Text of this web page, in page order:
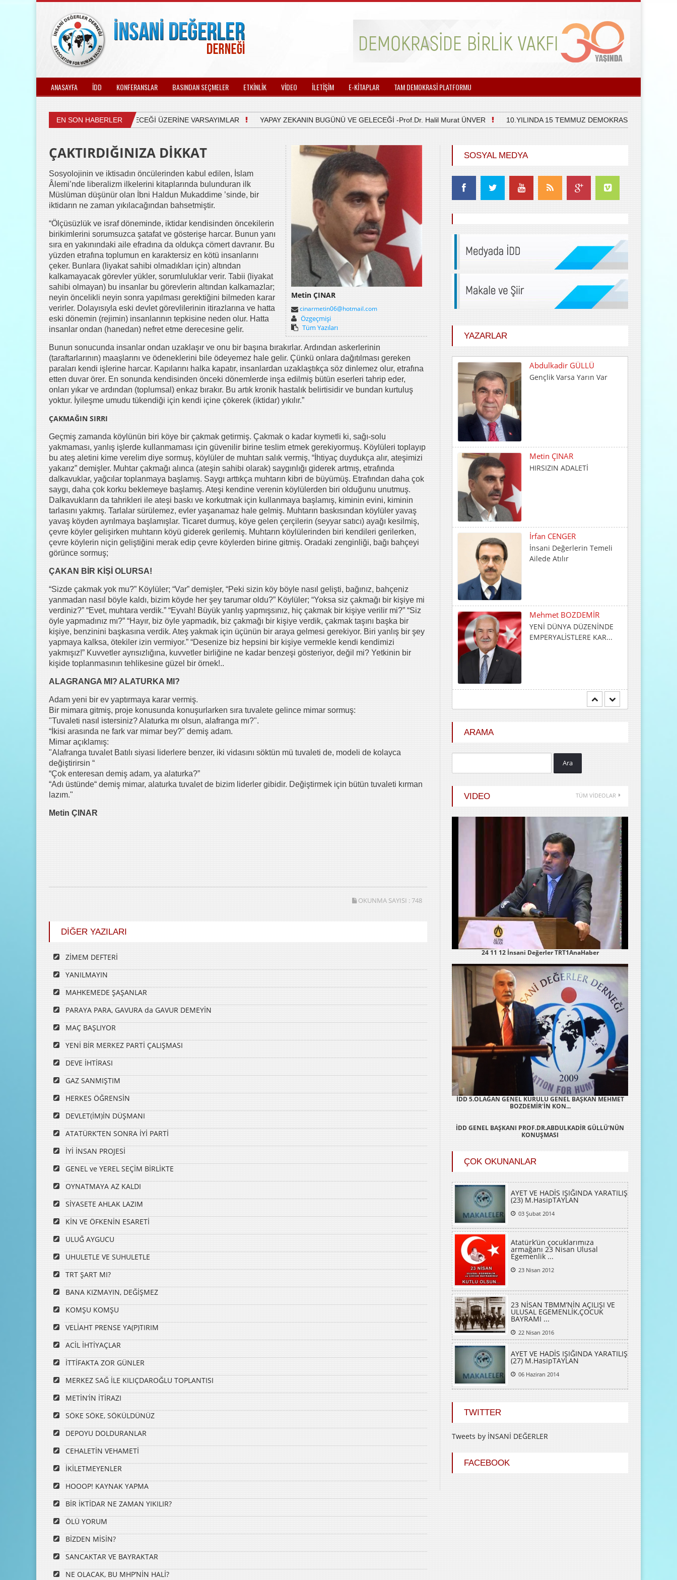
ANASAYFA İDD KONFERANSLAR BASINDAN SEÇMELER ETKİNLİK VİDEO İLETİŞİM E-KİTAPLAR TAM DEMOKRASİ PLATFORMU
EN SON HABERLER
ÜLKEMİZDEKİ SİYASETİN GELECEĞİ ÜZERİNE VARSAYIMLAR YAPAY ZEKANIN BUGÜNÜ VE GELECEĞİ -Prof.Dr. Halil Murat ÜNVER 10.YILINDA 15 TEMMUZ DEMOKRASİ VE MİLLİ BİRLİK
Metin ÇINAR
cinarmetin06@hotmail.com
Özgeçmişi
Tüm Yazıları
ÇAKTIRDIĞINIZA DİKKAT
Sosyolojinin ve iktisadın öncülerinden kabul edilen, İslam
Âlemi’nde liberalizm ilkelerini kitaplarında bulunduran ilk
Müslüman düşünür olan İbni Haldun Mukaddime ’sinde, bir
iktidarın ne zaman yıkılacağından bahsetmiştir.
“Ölçüsüzlük ve israf döneminde, iktidar kendisinden öncekilerin
birikimlerini sorumsuzca şatafat ve gösterişe harcar. Bunun yanı
sıra en yakınındaki aile efradına da oldukça cömert davranır. Bu
yüzden etrafına toplumun en karaktersiz en kötü insanlarını
çeker. Bunlara (liyakat sahibi olmadıkları için) altından
kalkamayacak görevler yükler, sorumluluklar verir. Tabii (liyakat
sahibi olmayan) bu insanlar bu görevlerin altından kalkamazlar;
neyin öncelikli neyin sonra yapılması gerektiğini bilmeden karar
verirler. Dolayısıyla eski devlet görevlilerinin itirazlarına ve hatta
eski dönemin (rejimin) insanlarının tepkisine neden olur. Hatta
insanlar ondan (hanedan) nefret etme derecesine gelir.
Bunun sonucunda insanlar ondan uzaklaşır ve onu bir başına bırakırlar. Ardından askerlerinin
(taraftarlarının) maaşlarını ve ödeneklerini bile ödeyemez hale gelir. Çünkü onlara dağıtılması gereken
paraları kendi işlerine harcar. Kapılarını halka kapatır, insanlardan uzaklaştıkça söz dinlemez olur, etrafına
etten duvar örer. En sonunda kendisinden önceki dönemlerde inşa edilmiş bütün eserleri tahrip eder,
onları yıkar ve ardından (toplumsal) enkaz bırakır. Bu artık kronik hastalık belirtisidir ve bundan kurtuluş
yoktur. İyileşme umudu tükendiği için kendi içine çökerek (iktidar) yıkılır.”
ÇAKMAĞIN SIRRI
Geçmiş zamanda köylünün biri köye bir çakmak getirmiş. Çakmak o kadar kıymetli ki, sağı-solu
yakmaması, yanlış işlerde kullanmaması için güvenilir birine teslim etmek gerekiyormuş. Köylüleri toplayıp
bu ateş aletini kime verelim diye sormuş, köylüler de muhtarı salık vermiş, “İhtiyaç duydukça alır, ateşimizi
yakarız” demişler. Muhtar çakmağı alınca (ateşin sahibi olarak) saygınlığı giderek artmış, etrafında
dalkavuklar, yağcılar toplanmaya başlamış. Saygı arttıkça muhtarın kibri de büyümüş. Etrafından daha çok
saygı, daha çok korku beklemeye başlamış. Ateşi kendine verenin köylülerden biri olduğunu unutmuş.
Dalkavukların da tahrikleri ile ateşi baskı ve korkutmak için kullanmaya başlamış, kiminin evini, kiminin
tarlasını yakmış. Tarlalar sürülemez, evler yaşanamaz hale gelmiş. Muhtarın baskısından köylüler yavaş
yavaş köyden ayrılmaya başlamışlar. Ticaret durmuş, köye gelen çerçilerin (seyyar satıcı) ayağı kesilmiş,
çevre köyler gelişirken muhtarın köyü giderek gerilemiş. Muhtarın köylülerinden biri kendileri gerilerken,
çevre köylerin niçin geliştiğini merak edip çevre köylerden birine gitmiş. Oradaki zenginliği, bağı bahçeyi
görünce sormuş;
ÇAKAN BİR KİŞİ OLURSA!
“Sizde çakmak yok mu?” Köylüler; “Var” demişler, “Peki sizin köy böyle nasıl gelişti, bağınız, bahçeniz
yanmadan nasıl böyle kaldı, bizim köyde her şey tarumar oldu?” Köylüler; “Yoksa siz çakmağı bir kişiye mi
verdiniz?” “Evet, muhtara verdik.” “Eyvah! Büyük yanlış yapmışsınız, hiç çakmak bir kişiye verilir mi?” “Siz
öyle yapmadınız mı?” “Hayır, biz öyle yapmadık, biz çakmağı bir kişiye verdik, çakmak taşını başka bir
kişiye, benzinini başkasına verdik. Ateş yakmak için üçünün bir araya gelmesi gerekiyor. Biri yanlış bir şey
yapmaya kalksa, ötekiler izin vermiyor.” “Desenize biz hepsini bir kişiye vermekle kendi kendimizi
yakmışız!” Kuvvetler ayrısızlığına, kuvvetler birliğine ne kadar benzeşi gösteriyor, değil mi? Yetkinin bir
kişide toplanmasının tehlikesine güzel bir örnek!..
ALAGRANGA MI? ALATURKA MI?
Adam yeni bir ev yaptırmaya karar vermiş.
Bir mimara gitmiş, proje konusunda konuşurlarken sıra tuvalete gelince mimar sormuş:
"Tuvaleti nasıl istersiniz? Alaturka mı olsun, alafranga mı?".
“İkisi arasında ne fark var mimar bey?" demiş adam.
Mimar açıklamış:
"Alafranga tuvalet Batılı siyasi liderlere benzer, iki vidasını söktün mü tuvaleti de, modeli de kolayca
değiştirirsin “
“Çok enteresan demiş adam, ya alaturka?”
“Adı üstünde“ demiş mimar, alaturka tuvalet de bizim liderler gibidir. Değiştirmek için bütün tuvaleti kırman
lazım."
Metin ÇINAR
OKUNMA SAYISI :748
DİĞER YAZILARI
ZİMEM DEFTERİ
YANILMAYIN
MAHKEMEDE ŞAŞANLAR
PARAYA PARA, GAVURA da GAVUR DEMEYİN
MAÇ BAŞLIYOR
YENİ BİR MERKEZ PARTİ ÇALIŞMASI
DEVE İHTİRASI
GAZ SANMIŞTIM
HERKES ÖĞRENSİN
DEVLET(İM)İN DÜŞMANI
ATATÜRK’TEN SONRA İYİ PARTİ
İYİ İNSAN PROJESİ
GENEL ve YEREL SEÇİM BİRLİKTE
OYNATMAYA AZ KALDI
SİYASETE AHLAK LAZIM
KİN VE ÖFKENİN ESARETİ
ULUĞ AYGUCU
UHULETLE VE SUHULETLE
TRT ŞART MI?
BANA KIZMAYIN, DEĞİŞMEZ
KOMŞU KOMŞU
VELİAHT PRENSE YA(P)TIRIM
ACİL İHTİYAÇLAR
İTTİFAKTA ZOR GÜNLER
MERKEZ SAĞ İLE KILIÇDAROĞLU TOPLANTISI
METİN’İN İTİRAZI
SÖKE SÖKE, SÖKÜLDÜNÜZ
DEPOYU DOLDURANLAR
CEHALETİN VEHAMETİ
İKİLETMEYENLER
HOOOP! KAYNAK YAPMA
BİR İKTİDAR NE ZAMAN YIKILIR?
ÖLÜ YORUM
BİZDEN MİSİN?
SANCAKTAR VE BAYRAKTAR
NE OLACAK, BU MHP’NİN HALİ?
SOSYAL MEDYA
YAZARLAR
Abdulkadir GÜLLÜ
Gençlik Varsa Yarın Var
Metin ÇINAR
HIRSIZIN ADALETİ
İrfan CENGER
İnsani Değerlerin Temeli
Ailede Atılır
Mehmet BOZDEMİR
YENİ DÜNYA DÜZENİNDE
EMPERYALİSTLERE KAR...
Hayrani ALTINDAŞ
SEVGİ VE AŞK
HİÇ KARŞILIK BEKLEMEDEN
ARAMA
Ara
VIDEO TÜM VİDEOLAR
24 11 12 İnsani Değerler TRT1AnaHaber
İDD 5.OLAĞAN GENEL KURULU GENEL BAŞKAN MEHMET
BOZDEMİR'İN KON...
İDD GENEL BAŞKANI PROF.DR.ABDULKADİR GÜLLÜ'NÜN
KONUŞMASI
ÇOK OKUNANLAR
AYET VE HADİS IŞIĞINDA YARATILIŞ
(23) M.HasipTAYLAN
03 Şubat 2014
Atatürk’ün çocuklarımıza
armağanı 23 Nisan Ulusal
Egemenlik ...
23 Nisan 2012
23 NİSAN TBMM’NİN AÇILIŞI VE
ULUSAL EGEMENLİK,ÇOCUK
BAYRAMI ...
22 Nisan 2016
AYET VE HADİS IŞIĞINDA YARATILIŞ
(27) M.HasipTAYLAN
06 Haziran 2014
TWITTER
Tweets by İNSANİ DEĞERLER
FACEBOOK